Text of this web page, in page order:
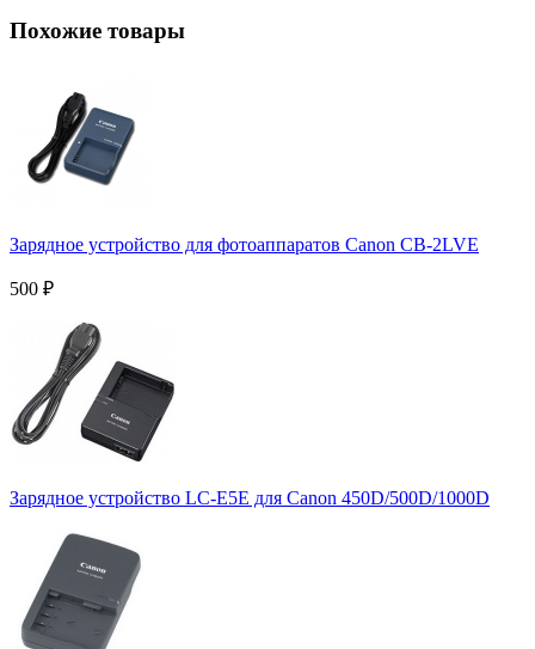
Похожие товары
Зарядное устройство для фотоаппаратов Canon CB-2LVE
500 ₽
Зарядное устройство LC-E5E для Canon 450D/500D/1000D